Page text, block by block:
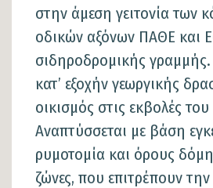
στην άμεση γειτονία των
οδικών αξόνων ΠΑΘΕ και
σιδηροδρομικής γραμμής.
κατ’ εξοχήν γεωργικής
οικισμός στις εκβολές
Αναπτύσσεται με βάση
ρυμοτομία και όρους
ζώνες, που επιτρέπουν